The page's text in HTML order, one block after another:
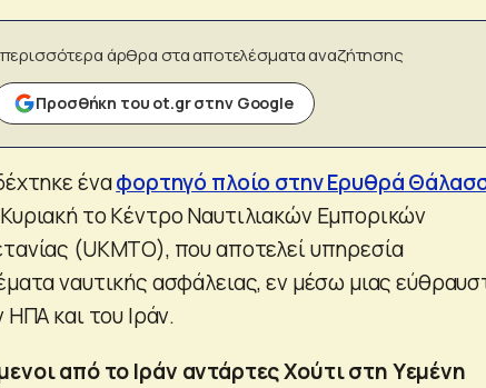
άρθρα στα αποτελέσματα αναζήτησης
Προσθήκη του ot.gr στην Google
έναφορτηγό πλοίο στην Ερυθρά
το Κέντρο Ναυτιλιακών Εμπορικών
(UKMTO), που αποτελεί υπηρεσία
ναυτικής ασφάλειας, εν μέσω μιας
και του Ιράν.
από το Ιράν αντάρτες Χούτι στη Υεμένη